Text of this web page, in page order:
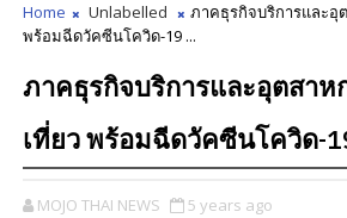
Home Unlabelled
ภาคธุรกิจบริการและอุ
พร้อมฉีดวัคซีนโควิด-19 ...
ภาคธุรกิจบริการและอุตสาห
เที่ยว พร้อมฉีดวัคซีนโควิด-
MOJO THAI NEWS 5 years ago